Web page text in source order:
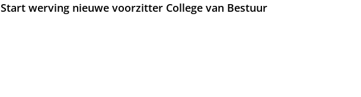
Start werving nieuwe voorzitter College van Bestuur